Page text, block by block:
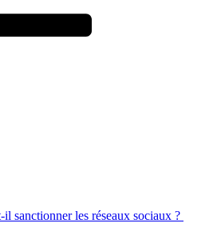
sanctionner les réseaux sociaux ?